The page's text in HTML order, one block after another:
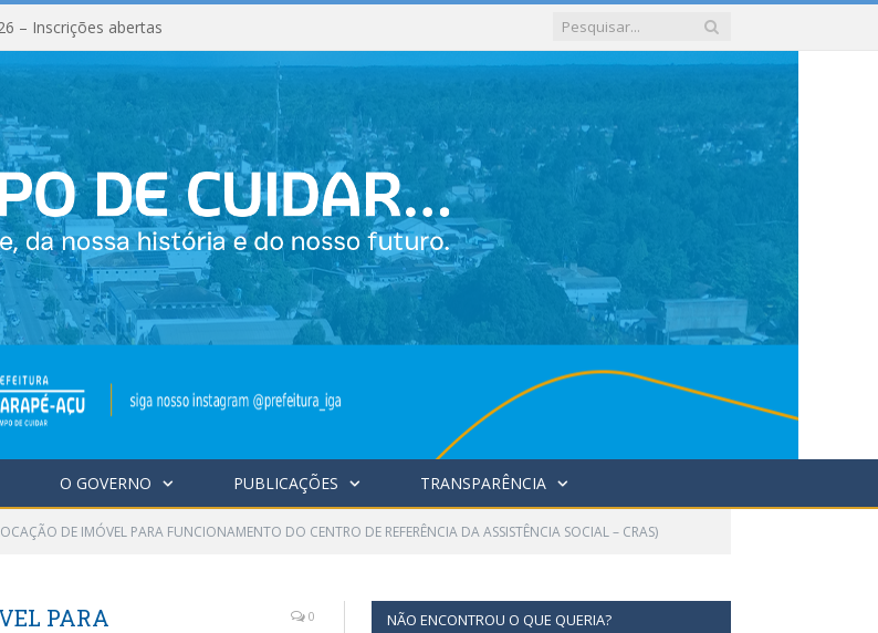
– Inscrições abertas
O GOVERNO PUBLICAÇÕES TRANSPARÊNCIA
DE IMÓVEL PARA FUNCIONAMENTO DO CENTRO DE REFERÊNCIA DA ASSISTÊNCIA SOCIAL – CRAS)
PARA
0 NÃO ENCONTROU O QUE QUERIA?